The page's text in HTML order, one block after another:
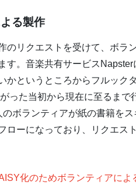
る製作
のリクエストを受けて、ボラ
す。音楽共有サービス
かというところからフルック
った当初から現在に至るまで
ボランティアが紙の書籍を
ローになっており、リクエス
化のためボランティアに